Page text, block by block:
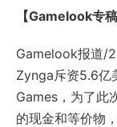
【Gamelook专
Gamelook报道/
Zynga斥资5.6亿
Games，为了此
的现金和等价物